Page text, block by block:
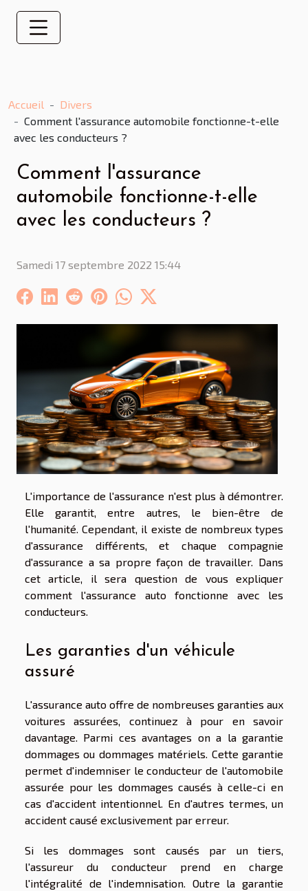
Accueil
Divers
Comment l'assurance automobile fonctionne-t-elle
avec les conducteurs ?
Comment l'assurance
automobile fonctionne-t-elle
avec les conducteurs ?
Samedi 17 septembre 2022 15:44
L'importance de l'assurance n'est plus à démontrer.
Elle garantit, entre autres, le bien-être de
l'humanité. Cependant, il existe de nombreux types
d'assurance différents, et chaque compagnie
d'assurance a sa propre façon de travailler. Dans
cet article, il sera question de vous expliquer
comment l'assurance auto fonctionne avec les
conducteurs.
Les garanties d'un véhicule
assuré
L'assurance auto offre de nombreuses garanties aux
voitures assurées, continuez à pour en savoir
davantage. Parmi ces avantages on a la garantie
dommages ou dommages matériels. Cette garantie
permet d'indemniser le conducteur de l'automobile
assurée pour les dommages causés à celle-ci en
cas d'accident intentionnel. En d'autres termes, un
accident causé exclusivement par erreur.
Si les dommages sont causés par un tiers,
l'assureur du conducteur prend en charge
l'intégralité de l'indemnisation. Outre la garantie